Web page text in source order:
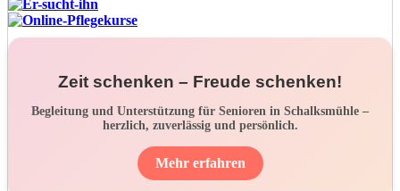
Zeit schenken – Freude schenken!
Begleitung und Unterstützung für Senioren in Schalksmühle –
herzlich, zuverlässig und persönlich.
Mehr erfahren